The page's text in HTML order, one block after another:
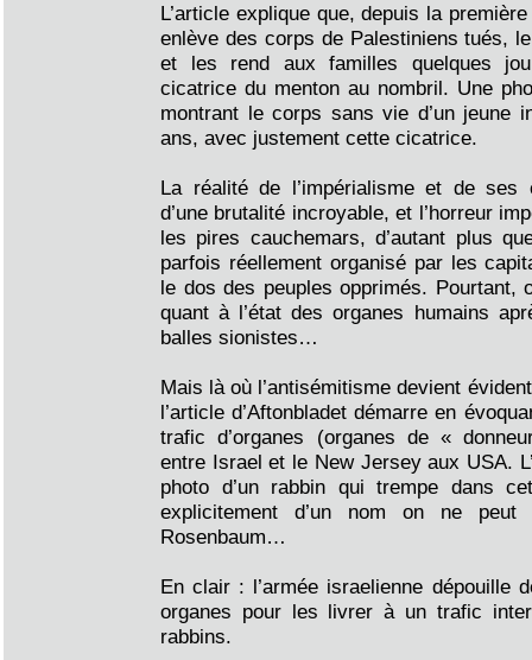
L’article explique que, depuis la
enlève des corps de Palestiniens tués,
et les rend aux familles quelques
cicatrice du menton au nombril. Une
montrant le corps sans vie d’un jeune
ans, avec justement cette cicatrice.
La réalité de l’impérialisme et de ses
d’une brutalité incroyable, et l’horreur
les pires cauchemars, d’autant plus
parfois réellement organisé par les
le dos des peuples opprimés. Pourtant,
quant à l’état des organes humains
balles sionistes…
Mais là où l’antisémitisme devient
l’article d’Aftonbladet démarre en
trafic d’organes (organes de «
entre Israel et le New Jersey aux USA.
photo d’un rabbin qui trempe dans
explicitement d’un nom on ne
Rosenbaum…
En clair : l’armée israelienne dépouille
organes pour les livrer à un trafic
rabbins.